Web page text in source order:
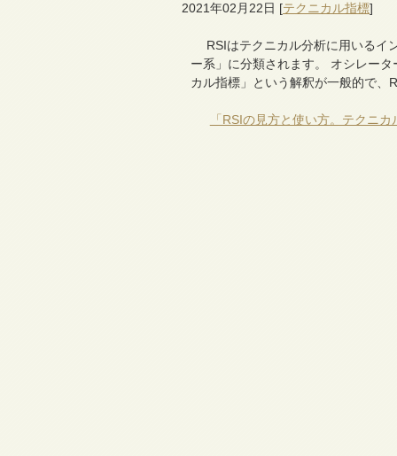
2021年02月22日 [テクニカル指標]
RSIはテクニカル分析に用いるイ
ー系」に分類されます。 オシレー
カル指標」という解釈が一般的で、
「RSIの見方と使い方。テクニ